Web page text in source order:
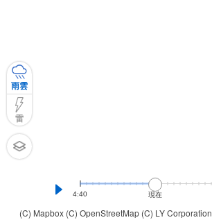
(C) Mapbox (C) OpenStreetMap (C) LY Corporation
雨雲
雷
4:40 現在